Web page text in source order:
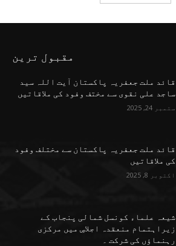
مقبول ترین
قائد ملت جعفریہ پاکستان آیت اللہ سید
ساجد علی نقوی سے مختف وفود کی ملاقاتیں
ستمبر 24, 2025
قائد ملت جعفریہ پاکستان سے مختلف وفود
کی ملاقاتیں
اکتوبر 8, 2025
شیعہ علماء کونسل شمالی پنجاب کے
زیراہتمام منعقدہ اجلاسِ میں مرکزی
رہنماؤں کی شرکت ۔